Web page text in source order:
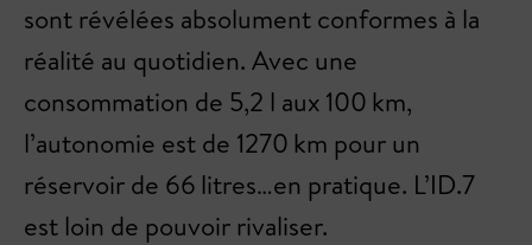
sont révélées absolument conformes à la
réalité au quotidien. Avec une
consommation de 5,2 l aux 100 km,
l’autonomie est de 1270 km pour un
réservoir de 66 litres…en pratique. L’ID.7
est loin de pouvoir rivaliser.